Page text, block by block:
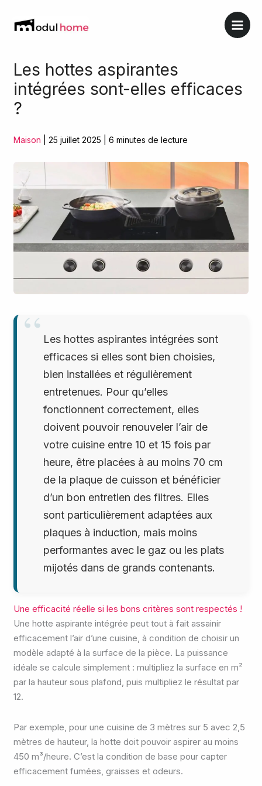
Les hottes aspirantes
intégrées sont-elles efficaces
?
Maison |25 juillet 2025 |6 minutes de lecture
Les hottes aspirantes intégrées sont
efficaces si elles sont bien choisies,
bien installées et régulièrement
entretenues. Pour qu’elles
fonctionnent correctement, elles
doivent pouvoir renouveler l’air de
votre cuisine entre 10 et 15 fois par
heure, être placées à au moins 70 cm
de la plaque de cuisson et bénéficier
d’un bon entretien des filtres. Elles
sont particulièrement adaptées aux
plaques à induction, mais moins
performantes avec le gaz ou les plats
mijotés dans de grands contenants.
Une efficacité réelle si les bons critères sont respectés !
Une hotte aspirante intégrée peut tout à fait assainir
efficacement l’air d’une cuisine, à condition de choisir un
modèle adapté à la surface de la pièce. La puissance
idéale se calcule simplement : multipliez la surface en m²
par la hauteur sous plafond, puis multipliez le résultat par
12.
Par exemple, pour une cuisine de 3 mètres sur 5 avec 2,5
mètres de hauteur, la hotte doit pouvoir aspirer au moins
450 m³/heure. C’est la condition de base pour capter
efficacement fumées, graisses et odeurs.